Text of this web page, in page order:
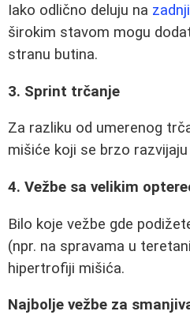
Iako odlično deluju na
širokim stavom mogu
stranu butina.
3. Sprint trčanje
Za razliku od umerenog
mišiće koji se brzo
4. Vežbe sa velikim
Bilo koje vežbe gde
(npr. na spravama u
hipertrofiji mišića.
Najbolje vežbe za